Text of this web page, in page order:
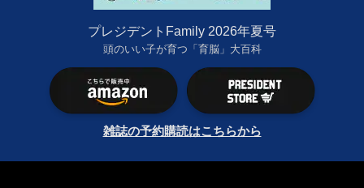
プレジデントFamily 2026年夏号
頭のいい子が育つ「育脳」大百科
雑誌の予約購読はこちらから